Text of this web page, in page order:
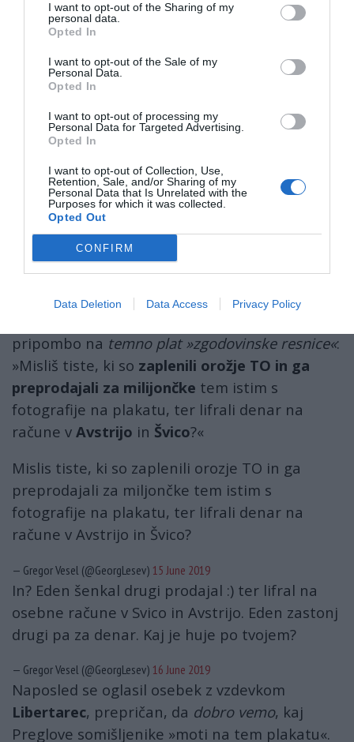
I want to opt-out of the Sharing of my
personal data.
Opted In
I want to opt-out of the Sale of my
Personal Data.
Opted In
I want to opt-out of processing my
Personal Data for Targeted Advertising.
Opted In
I want to opt-out of Collection, Use,
Retention, Sale, and/or Sharing of my
Personal Data that Is Unrelated with the
Purposes for which it was collected.
Opted Out
CONFIRM
Data Deletion Data Access Privacy Policy
producira sam ali s stranko, tako ali drugače.«
tretje kleti Cankarjevega doma neprimerna za
na jumbo plakat.
— badabum (@badabumbadabum)15 June 2019
Toda Frajgajstu ni uspelo, ker se je v razpravo
vmešalMarko Andolšekin - ob »čestitkah in
blagoslovu veteranom vojne za Slovenijo« -
pristavil, da bi, »če bi takrat še aretirali
aktivne nasprotnike oborožitve Slovenske
vojske (so se kar sami dali na spisek
pripombo na temno plat »zgodovinske resnice«:
»Misliš tiste, ki so zaplenili orožje TO in ga
preprodajali za milijončke tem istim s
fotografije na plakatu, ter lifrali denar na
račune v Avstrijo in Švico?«
Mislis tiste, ki so zaplenili orozje TO in ga
preprodajali za miljončke tem istim s
fotografije na plakatu, ter lifrali denar na
račune v Avstrijo in Švico?
— Gregor Vesel (@GeorgLesev) 15 June 2019
In? Eden šenkal drugi prodajal :) ter lifral na
osebne račune v Svico in Avstrijo. Eden zastonj
drugi pa za denar. Kaj je huje po tvojem?
— Gregor Vesel (@GeorgLesev) 16 June 2019
Naposled se oglasil osebek z vzdevkom
Libertarec, prepričan, da dobro vemo, kaj
Preglove somišljenike »moti na tem plakatu«.